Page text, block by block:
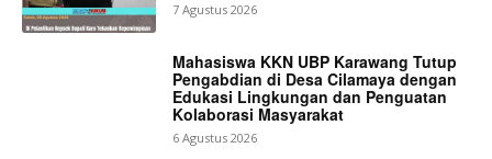
7 Agustus 2026
Mahasiswa KKN UBP Karawang Tutup
Pengabdian di Desa Cilamaya dengan
Edukasi Lingkungan dan Penguatan
Kolaborasi Masyarakat
6 Agustus 2026